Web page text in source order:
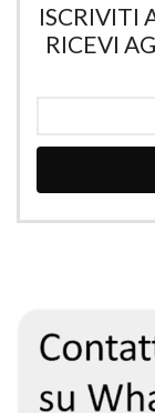
ISCRIVITI
RICEVI